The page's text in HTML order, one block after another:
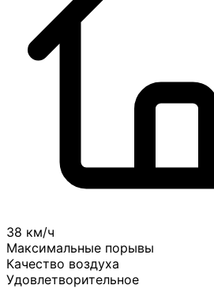
38 км/ч
Максимальные порывы
Качество воздуха
Удовлетворительное